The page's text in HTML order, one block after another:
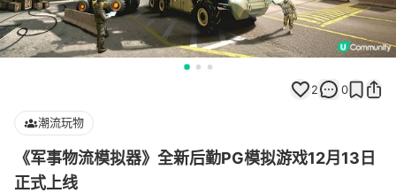
2 0
潮流玩物
《军事物流模拟器》全新后勤PG模拟游戏12月13日
正式上线